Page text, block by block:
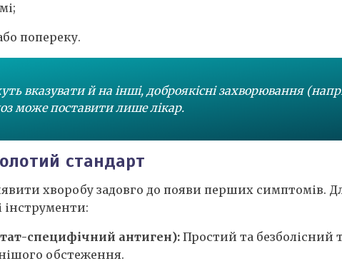
попереку.
вказувати й на інші, доброякісні захворювання
може поставити лише лікар.
стандарт
хворобу задовго до появи перших симптомів.
інструменти:
специфічний антиген): Простий та безболісний
обстеження.